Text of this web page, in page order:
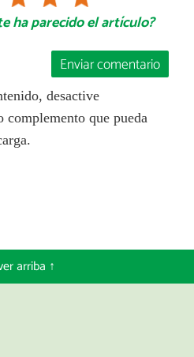
ha parecido el artículo?
Enviar comentario
desactive
complemento que pueda
arriba ↑